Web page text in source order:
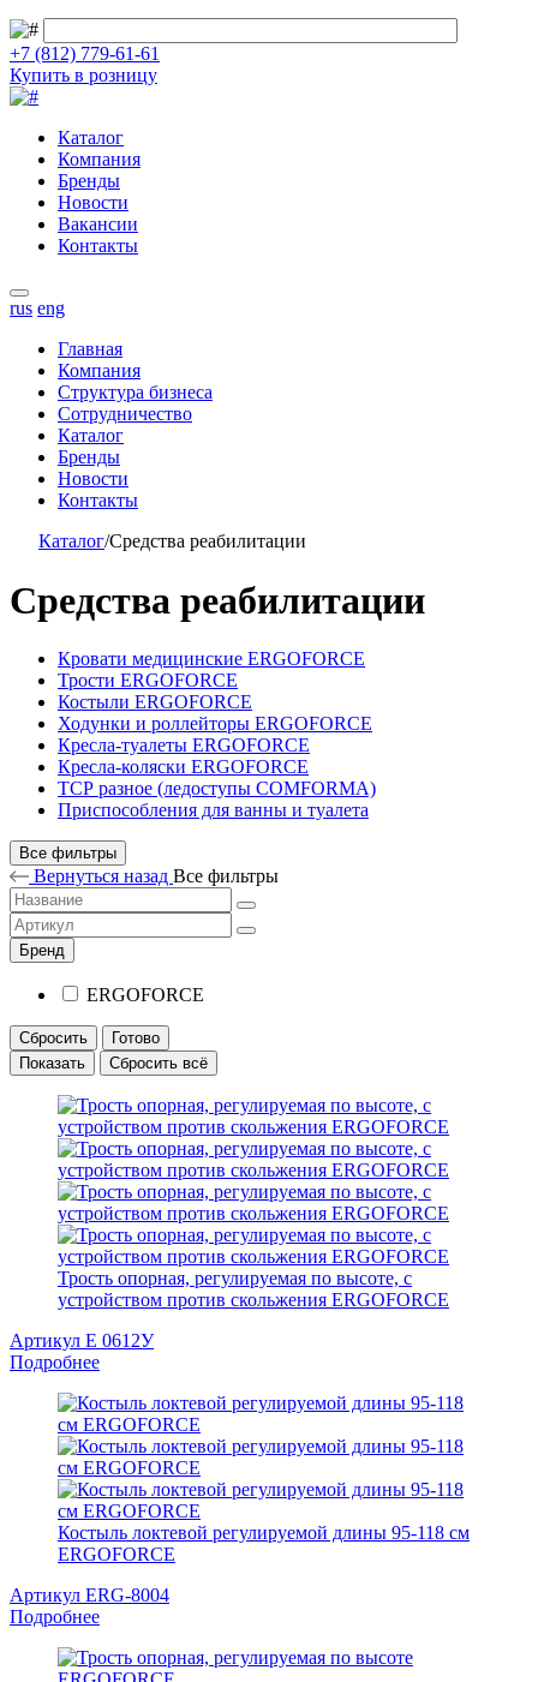
+7 (812) 779-61-61
Купить в розницу
Каталог
Компания
Бренды
Новости
Вакансии
Контакты
rus eng
Главная
Компания
Структура бизнеса
Сотрудничество
Каталог
Бренды
Новости
Контакты
Каталог/Средства реабилитации
Средства реабилитации
Кровати медицинские ERGOFORCE
Трости ERGOFORCE
Костыли ERGOFORCE
Ходунки и роллейторы ERGOFORCE
Кресла-туалеты ERGOFORCE
Кресла-коляски ERGOFORCE
ТСР разное (ледоступы COMFORMA)
Приспособления для ванны и туалета
Все фильтры
Вернуться назад Все фильтры
Бренд
ERGOFORCE
Сбросить
Готово
Показать
Сбросить всё
Трость опорная, регулируемая по высоте, с
устройством против скольжения ERGOFORCE
Артикул Е 0612У
Подробнее
Костыль локтевой регулируемой длины 95-118 см
ERGOFORCE
Артикул ERG-8004
Подробнее